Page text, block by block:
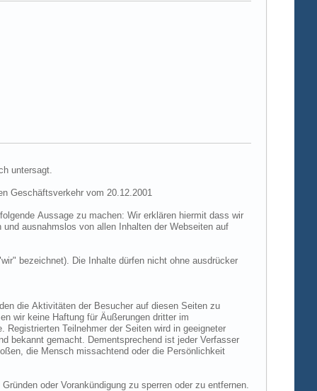
untersagt.
Geschäftsverkehr vom 20.12.2001
Aussage zu machen: Wir erklären hiermit dass wir
ausnahmslos von allen Inhalten der Webseiten auf
bezeichnet). Die Inhalte dürfen nicht ohne ausdrücker
die Aktivitäten der Besucher auf diesen Seiten zu
wir keine Haftung für Äußerungen dritter im
Teilnehmer der Seiten wird in geeigneter
bekannt gemacht. Dementsprechend ist jeder Verfasser
die Mensch missachtend oder die Persönlichkeit
oder Vorankündigung zu sperren oder zu entfernen.